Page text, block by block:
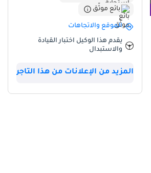
بائع موثّق
الموقع والاتجاهات
يقدم هذا الوكيل اختبار القيادة
والاستبدال
المزيد من الإعلانات من هذا التاجر